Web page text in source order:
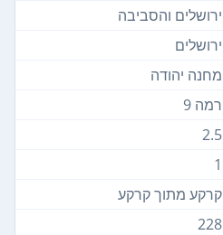
ירושלים והסביבה
ירושלים
מחנה יהודה
רמה 9
2.5
1
קרקע מתוך קרקע
228